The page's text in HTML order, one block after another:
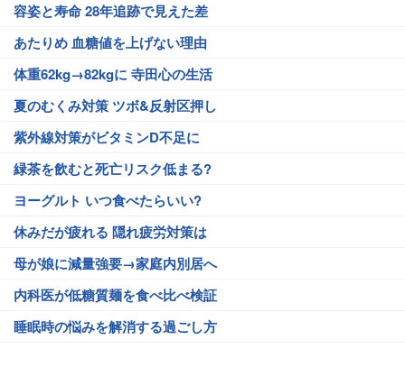
容姿と寿命 28年追跡で見えた差
あたりめ 血糖値を上げない理由
体重62kg→82kgに 寺田心の生活
夏のむくみ対策 ツボ&反射区押し
紫外線対策がビタミンD不足に
緑茶を飲むと死亡リスク低まる?
ヨーグルト いつ食べたらいい?
休みだが疲れる 隠れ疲労対策は
母が娘に減量強要→家庭内別居へ
内科医が低糖質麺を食べ比べ検証
睡眠時の悩みを解消する過ごし方